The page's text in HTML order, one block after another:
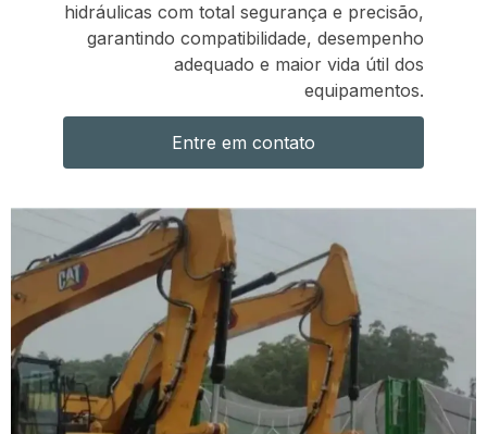
hidráulicas com total segurança e precisão,
garantindo compatibilidade, desempenho
adequado e maior vida útil dos
equipamentos.
Entre em contato